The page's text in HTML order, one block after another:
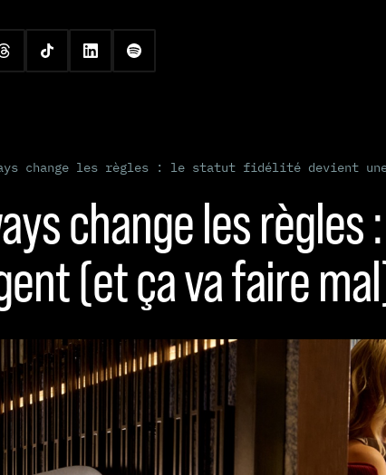
change les règles : le statut fidélité devient
change les
(et ça va faire